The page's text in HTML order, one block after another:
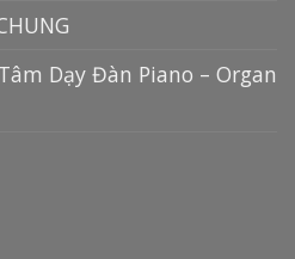
Dạy Đàn Piano – Organ